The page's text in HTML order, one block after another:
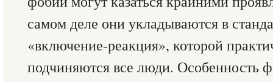
самом деле они укладываются в
«включение-реакция», которой
подчиняются все люди. Особенность